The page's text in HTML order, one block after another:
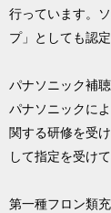
行っています。
プ」としても認
パナソニック補
パナソニックに
関する研修を受
して指定を受けて
第一種フロン類